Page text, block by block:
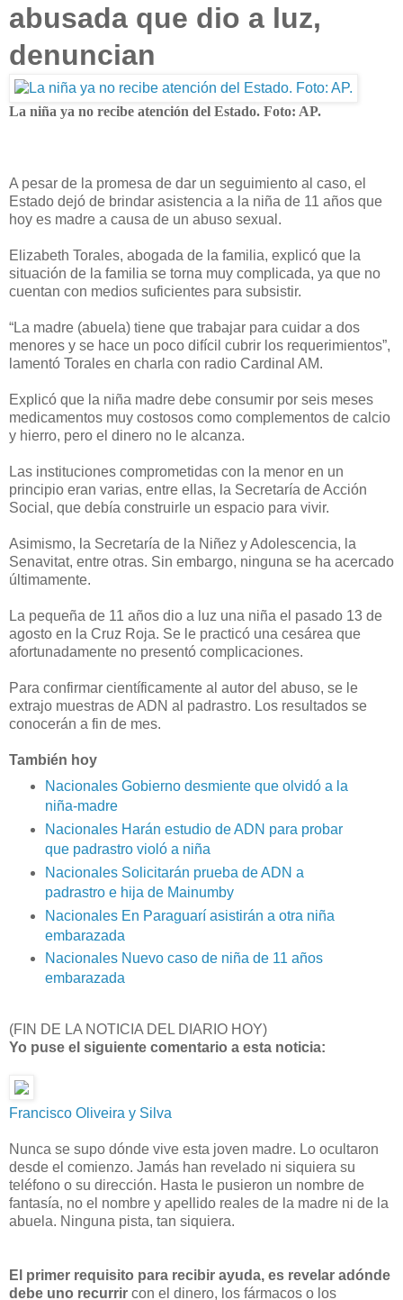
abusada que dio a luz,
denuncian
La niña ya no recibe atención del Estado. Foto: AP.
A pesar de la promesa de dar un seguimiento al caso, el
Estado dejó de brindar asistencia a la niña de 11 años que
hoy es madre a causa de un abuso sexual.
Elizabeth Torales, abogada de la familia, explicó que la
situación de la familia se torna muy complicada, ya que no
cuentan con medios suficientes para subsistir.
“La madre (abuela) tiene que trabajar para cuidar a dos
menores y se hace un poco difícil cubrir los requerimientos”,
lamentó Torales en charla con radio Cardinal AM.
Explicó que la niña madre debe consumir por seis meses
medicamentos muy costosos como complementos de calcio
y hierro, pero el dinero no le alcanza.
Las instituciones comprometidas con la menor en un
principio eran varias, entre ellas, la Secretaría de Acción
Social, que debía construirle un espacio para vivir.
Asimismo, la Secretaría de la Niñez y Adolescencia, la
Senavitat, entre otras. Sin embargo, ninguna se ha acercado
últimamente.
La pequeña de 11 años dio a luz una niña el pasado 13 de
agosto en la Cruz Roja. Se le practicó una cesárea que
afortunadamente no presentó complicaciones.
Para confirmar científicamente al autor del abuso, se le
extrajo muestras de ADN al padrastro. Los resultados se
conocerán a fin de mes.
También hoy
Nacionales Gobierno desmiente que olvidó a la
niña-madre
Nacionales Harán estudio de ADN para probar
que padrastro violó a niña
Nacionales Solicitarán prueba de ADN a
padrastro e hija de Mainumby
Nacionales En Paraguarí asistirán a otra niña
embarazada
Nacionales Nuevo caso de niña de 11 años
embarazada
(FIN DE LA NOTICIA DEL DIARIO HOY)
Yo puse el siguiente comentario a esta noticia:
Francisco Oliveira y Silva
Nunca se supo dónde vive esta joven madre. Lo ocultaron
desde el comienzo. Jamás han revelado ni siquiera su
teléfono o su dirección. Hasta le pusieron un nombre de
fantasía, no el nombre y apellido reales de la madre ni de la
abuela. Ninguna pista, tan siquiera.
El primer requisito para recibir ayuda, es revelar adónde
debe uno recurrir con el dinero, los fármacos o los